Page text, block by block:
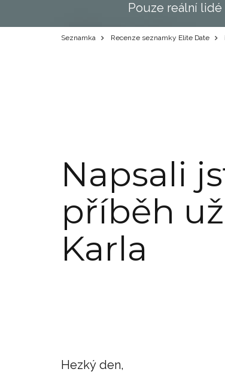
Pouze reální lidé
Seznamka Recenze seznamky Elite Date
Napsali
příběh
Karla
Hezký den,